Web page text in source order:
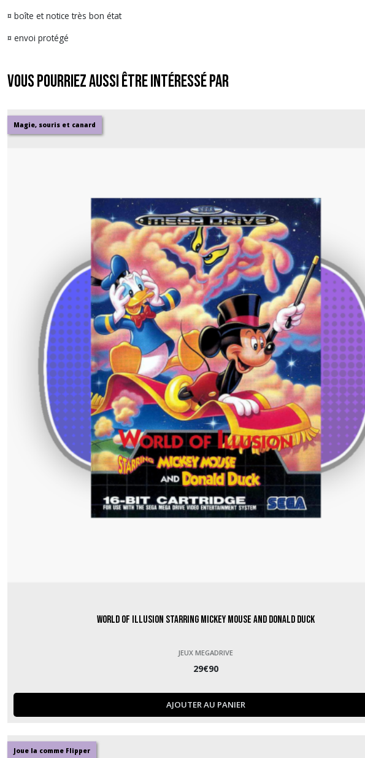
¤ boîte et notice très bon état
¤ envoi protégé
Vous pourriez aussi être intéressé par
Magie, souris et canard
World of Illusion starring Mickey Mouse and Donald Duck
JEUX MEGADRIVE
29€90
AJOUTER AU PANIER
Joue la comme Flipper